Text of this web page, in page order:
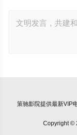
策驰影院提供最新VIP
Copyright ©